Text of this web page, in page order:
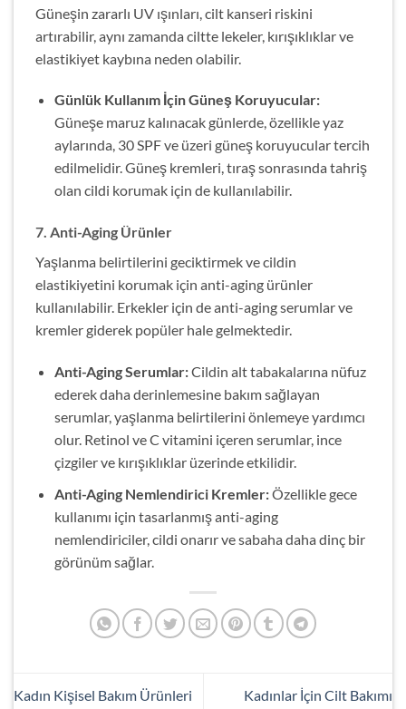
Güneşin zararlı UV ışınları, cilt kanseri riskini
artırabilir, aynı zamanda ciltte lekeler, kırışıklıklar ve
elastikiyet kaybına neden olabilir.
Günlük Kullanım İçin Güneş Koruyucular:
Güneşe maruz kalınacak günlerde, özellikle yaz
aylarında, 30 SPF ve üzeri güneş koruyucular tercih
edilmelidir. Güneş kremleri, tıraş sonrasında tahriş
olan cildi korumak için de kullanılabilir.
7. Anti-Aging Ürünler
Yaşlanma belirtilerini geciktirmek ve cildin
elastikiyetini korumak için anti-aging ürünler
kullanılabilir. Erkekler için de anti-aging serumlar ve
kremler giderek popüler hale gelmektedir.
Anti-Aging Serumlar:Cildin alt tabakalarına nüfuz
ederek daha derinlemesine bakım sağlayan
serumlar, yaşlanma belirtilerini önlemeye yardımcı
olur. Retinol ve C vitamini içeren serumlar, ince
çizgiler ve kırışıklıklar üzerinde etkilidir.
Anti-Aging Nemlendirici Kremler:Özellikle gece
kullanımı için tasarlanmış anti-aging
nemlendiriciler, cildi onarır ve sabaha daha dinç bir
görünüm sağlar.
Kadın Kişisel Bakım Ürünleri Kadınlar İçin Cilt Bakımı